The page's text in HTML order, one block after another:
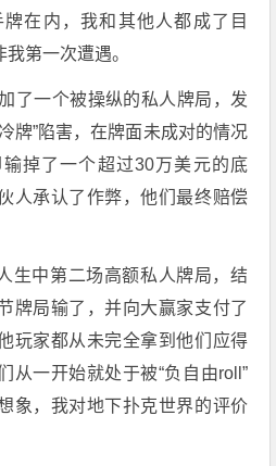
在内，我和其他人都成了目
第一次遭遇。
了一个被操纵的私人牌局，发
牌”陷害，在牌面未成对的情况
掉了一个超过30万美元的底
人承认了作弊，他们最终赔偿
生中第二场高额私人牌局，结
牌局输了，并向大赢家支付了
玩家都从未完全拿到他们应得
从一开始就处于被“负自由roll”
象，我对地下扑克世界的评价